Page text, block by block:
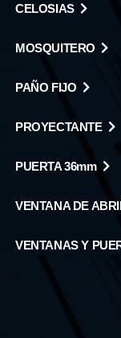
CELOSIAS
MOSQUITERO
PAÑO FIJO
PROYECTANTE
PUERTA 36mm
VENTANA DE
VENTANAS Y